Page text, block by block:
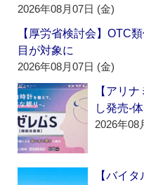
2026年08月07日 (金)
【厚労省検討会】OTC
目が対象に
2026年08月07日 (金)
【アリ
し発売‐
2026年08
【バイ